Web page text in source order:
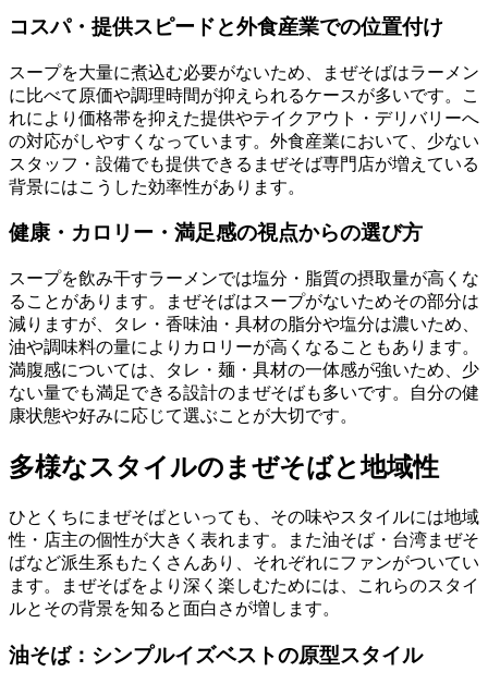
コスパ・提供スピードと外食産業での位置付け
スープを大量に煮込む必要がないため、まぜそばはラーメン
に比べて原価や調理時間が抑えられるケースが多いです。こ
れにより価格帯を抑えた提供やテイクアウト・デリバリーへ
の対応がしやすくなっています。外食産業において、少ない
スタッフ・設備でも提供できるまぜそば専門店が増えている
背景にはこうした効率性があります。
健康・カロリー・満足感の視点からの選び方
スープを飲み干すラーメンでは塩分・脂質の摂取量が高くな
ることがあります。まぜそばはスープがないためその部分は
減りますが、タレ・香味油・具材の脂分や塩分は濃いため、
油や調味料の量によりカロリーが高くなることもあります。
満腹感については、タレ・麺・具材の一体感が強いため、少
ない量でも満足できる設計のまぜそばも多いです。自分の健
康状態や好みに応じて選ぶことが大切です。
多様なスタイルのまぜそばと地域性
ひとくちにまぜそばといっても、その味やスタイルには地域
性・店主の個性が大きく表れます。また油そば・台湾まぜそ
ばなど派生系もたくさんあり、それぞれにファンがついてい
ます。まぜそばをより深く楽しむためには、これらのスタイ
ルとその背景を知ると面白さが増します。
油そば：シンプルイズベストの原型スタイル